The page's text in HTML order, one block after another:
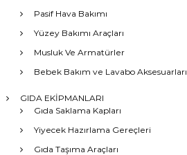
Pasif Hava Bakımı
Yüzey Bakımı Araçları
Musluk Ve Armatürler
Bebek Bakım ve Lavabo Aksesuarları
GIDA EKİPMANLARI
Gıda Saklama Kapları
Yiyecek Hazırlama Gereçleri
Gıda Taşıma Araçları